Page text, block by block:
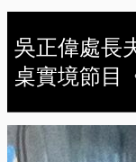
吳正偉處長
桌實境節目